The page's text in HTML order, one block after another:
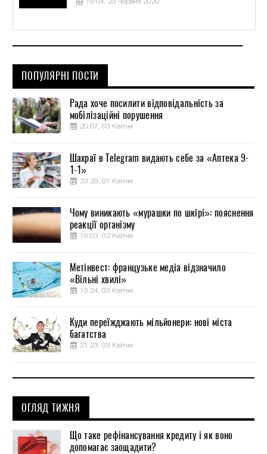
ПОПУЛЯРНІ ПОСТИ
Рада хоче посилити відповідальність за
мобілізаційні порушення
20:07, 03 Квітня
Шахраї в Telegram видають себе за «Аптека 9-
1-1»
23:29, 01 Квітня
Чому виникають «мурашки по шкірі»: пояснення
реакції організму
19:03, 02 Квітня
Метінвест: французьке медіа відзначило
«Вільні хвилі»
13:24, 03 Квітня
Куди переїжджають мільйонери: нові міста
багатства
21:23, 03 Квітня
ОГЛЯД ТИЖНЯ
Що таке рефінансування кредиту і як воно
допомагає заощадити?